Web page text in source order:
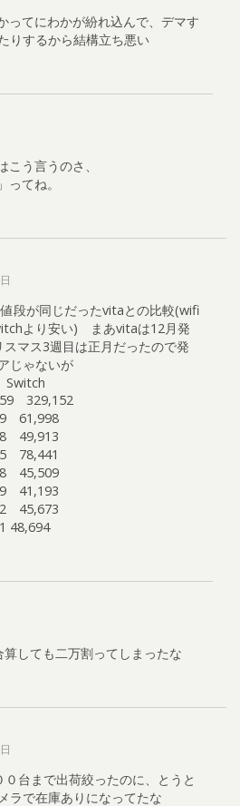
ってにわかが紛れ込んで、デマす
りするから結構立ち悪い
こう言うのさ、
ってね。
段が同じだったvitaとの比較(wifi
より安い) まあvitaは12月発
マス3週目は正月だったので発
じゃないが
329,152
61,998
49,913
78,441
45,509
41,193
45,673
48,694
しても二万割ってしまったな
０台まで出荷絞ったのに、とうと
ラで在庫ありになってたな